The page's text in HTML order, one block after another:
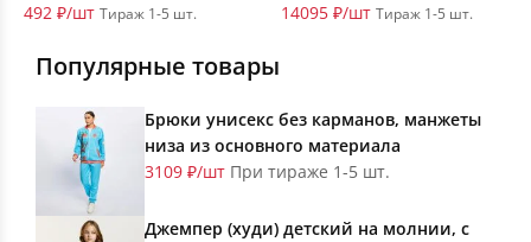
492 ₽/шт Тираж 1-5 шт.
14095 ₽/шт Тираж 1-5 шт.
Популярные товары
Брюки унисекс без карманов, манжеты
низа из основного материала
3109 ₽/шт При тираже 1-5 шт.
Джемпер (худи) детский на молнии, с